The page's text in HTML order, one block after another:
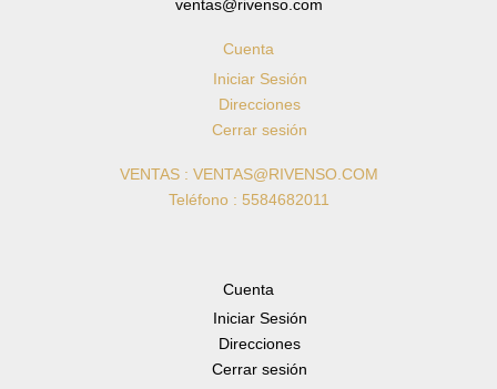
ventas@rivenso.com
Cuenta
Iniciar Sesión
Direcciones
Cerrar sesión
VENTAS : VENTAS@RIVENSO.COM
Teléfono : 5584682011
Cuenta
Iniciar Sesión
Direcciones
Cerrar sesión